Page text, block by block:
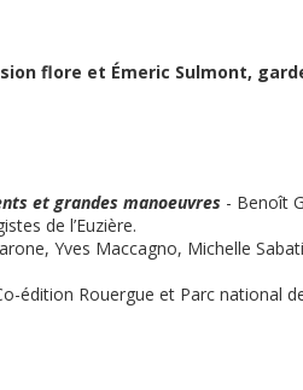
flore et Émeric Sulmont,
et grandes manoeuvres - Benoît
de l’Euzière.
Yves Maccagno, Michelle
édition Rouergue et Parc national